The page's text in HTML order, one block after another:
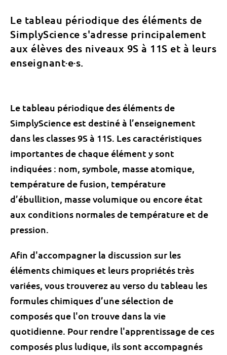
Le tableau périodique des éléments de
SimplyScience s'adresse principalement
aux élèves des niveaux 9S à 11S et à leurs
enseignant·e·s.
Le tableau périodique des éléments de
SimplyScience est destiné à l’enseignement
dans les classes 9S à 11S. Les caractéristiques
importantes de chaque élément y sont
indiquées : nom, symbole, masseatomique,
température de fusion, température
d’ébullition, massevolumique ou encore état
aux conditions normales de température et de
pression.
Afin d'accompagner la discussion sur les
éléments chimiques et leurs propriétés très
variées, vous trouverez au verso du tableau les
formules chimiques d’une sélection de
composés que l'on trouve dans la vie
quotidienne. Pour rendre l'apprentissage de ces
composés plus ludique, ils sont accompagnés